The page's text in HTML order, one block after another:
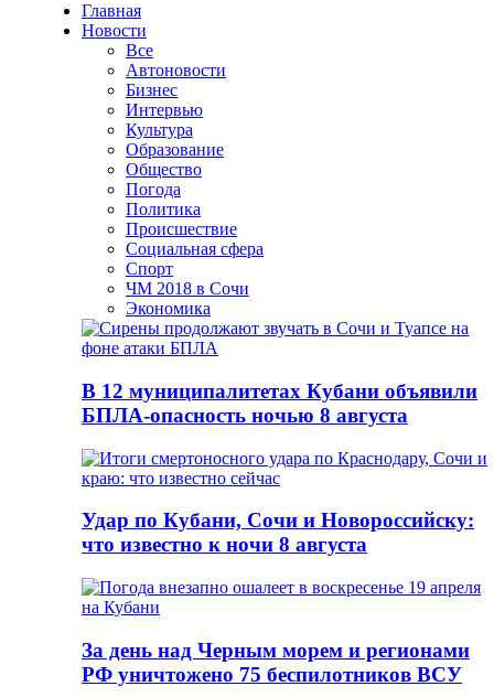
Главная
Новости
Все
Автоновости
Бизнес
Интервью
Культура
Образование
Общество
Погода
Политика
Происшествие
Социальная сфера
Спорт
ЧМ 2018 в Сочи
Экономика
В 12 муниципалитетах Кубани объявили
БПЛА-опасность ночью 8 августа
Удар по Кубани, Сочи и Новороссийску:
что известно к ночи 8 августа
За день над Черным морем и регионами
РФ уничтожено 75 беспилотников ВСУ